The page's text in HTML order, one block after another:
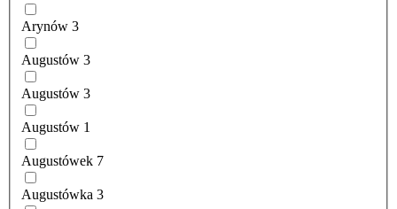
Arynów 3
Augustów 3
Augustów 3
Augustów 1
Augustówek 7
Augustówka 3